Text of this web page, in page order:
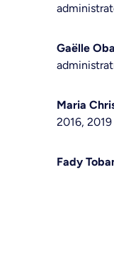
Gaëlle
Maria
2016,
Fady